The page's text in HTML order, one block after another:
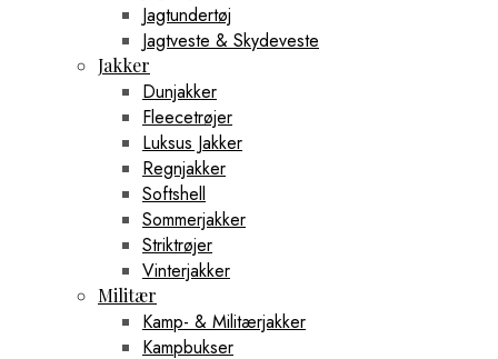
Jagtundertøj
Jagtveste & Skydeveste
Jakker
Dunjakker
Fleecetrøjer
Luksus Jakker
Regnjakker
Softshell
Sommerjakker
Striktrøjer
Vinterjakker
Militær
Kamp- & Militærjakker
Kampbukser